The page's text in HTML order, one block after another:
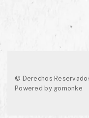
© Derechos
Powered by gomonke